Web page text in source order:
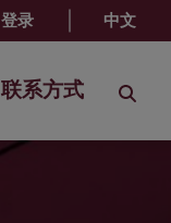
登录 中文
联系方式